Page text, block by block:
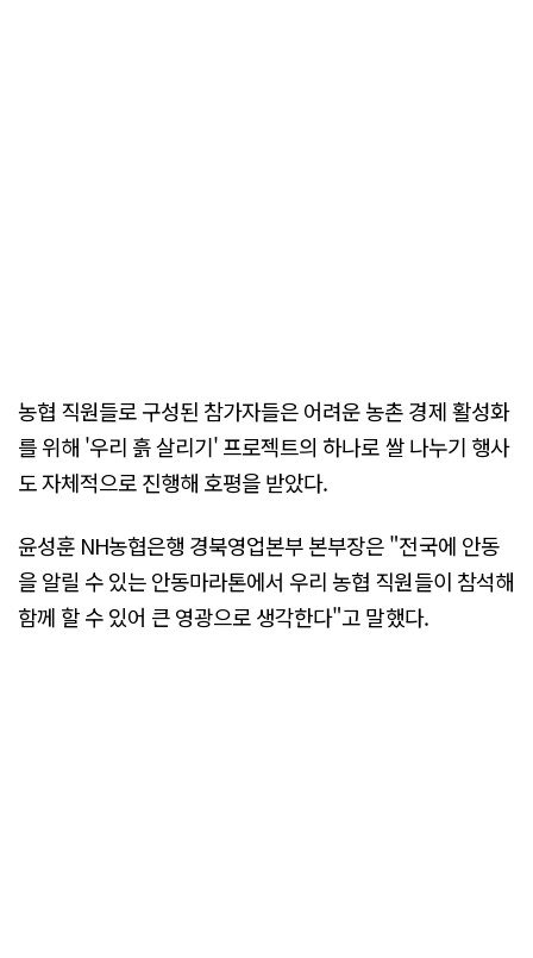
농협 직원들로 구성된 참가자들은 어려운 농촌 경제 활성화
를 위해 '우리 흙 살리기' 프로젝트의 하나로 쌀 나누기 행사
도 자체적으로 진행해 호평을 받았다.
윤성훈 NH농협은행 경북영업본부 본부장은 "전국에 안동
을 알릴 수 있는 안동마라톤에서 우리 농협 직원들이 참석해
함께 할 수 있어 큰 영광으로 생각한다"고 말했다.